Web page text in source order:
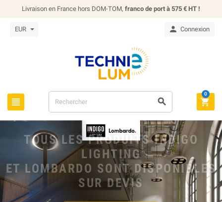
Livraison en France hors DOM-TOM, franco de port à 575 € HT !
EUR  Connexion
  
0
VOIR LES NOUVEAUTÉS